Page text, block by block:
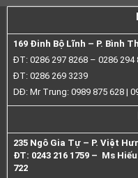
169 Đinh Bộ Lĩnh – P. Bình
ĐT: 0286 297 8268 – 0286 294
ĐT: 0286 269 3239
DĐ: Mr Trung: 0989 875 628 |
235 Ngô Gia Tự – P. Việt
ĐT: 0243 216 1759 – Ms
722